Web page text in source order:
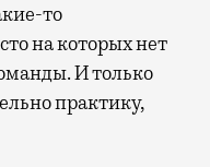
то
на которых нет
И только
практику,